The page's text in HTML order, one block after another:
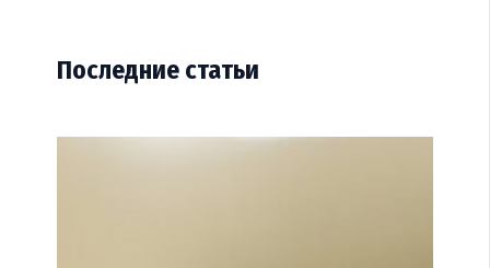
Последние статьи